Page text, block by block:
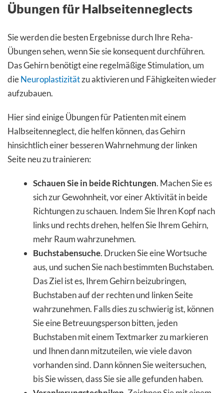
Übungen für Halbseitenneglects
Sie werden die besten Ergebnisse durch Ihre Reha-
Übungen sehen, wenn Sie sie konsequent durchführen.
Das Gehirn benötigt eine regelmäßige Stimulation, um
dieNeuroplastizitätzu aktivieren und Fähigkeiten wieder
aufzubauen.
Hier sind einige Übungen für Patienten mit einem
Halbseitenneglect, die helfen können, das Gehirn
hinsichtlich einer besseren Wahrnehmung der linken
Seite neu zu trainieren:
Schauen Sie in beide Richtungen. Machen Sie es
sich zur Gewohnheit, vor einer Aktivität in beide
Richtungen zu schauen. Indem Sie Ihren Kopf nach
links und rechts drehen, helfen Sie Ihrem Gehirn,
mehr Raum wahrzunehmen.
Buchstabensuche. Drucken Sie eine Wortsuche
aus, und suchen Sie nach bestimmten Buchstaben.
Das Ziel ist es, Ihrem Gehirn beizubringen,
Buchstaben auf der rechten und linken Seite
wahrzunehmen. Falls dies zu schwierig ist, können
Sie eine Betreuungsperson bitten, jeden
Buchstaben mit einem Textmarker zu markieren
und Ihnen dann mitzuteilen, wie viele davon
vorhanden sind. Dann können Sie weitersuchen,
bis Sie wissen, dass Sie sie alle gefunden haben.